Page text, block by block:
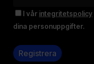
I vår integritetspolicy
dina personuppgifter.